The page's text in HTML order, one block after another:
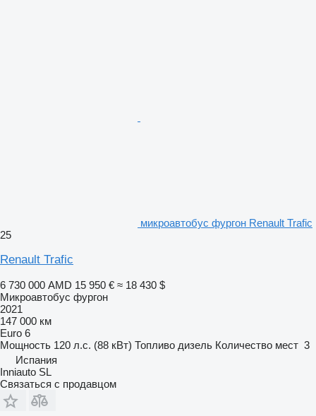
микроавтобус фургон Renault Trafic
25
Renault Trafic
6 730 000 AMD 15 950 € ≈ 18 430 $
Микроавтобус фургон
2021
147 000 км
Euro 6
Мощность 120 л.с. (88 кВт) Топливо дизель Количество мест 3
Испания
Inniauto SL
Связаться с продавцом